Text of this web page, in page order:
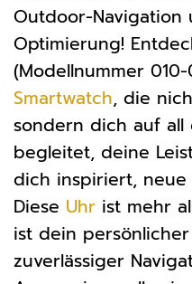
Outdoor-Navigation
Optimierung!
(Modellnummer 010-
Smartwatch, die
sondern dich auf
begleitet, deine
dich inspiriert, neue
Diese Uhr ist mehr
ist dein
zuverlässiger